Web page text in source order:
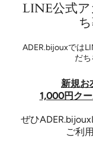
このサイトは
LINE公式
ADER.bijouxでは
だち
新規お
1,000円ク
ぜひ
ご利